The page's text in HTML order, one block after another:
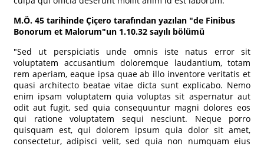
M.Ö. 45 tarihinde Çiçero tarafından yazılan "de Finibus
Bonorum et Malorum"un 1.10.32 sayılı bölümü
"Sed ut perspiciatis unde omnis iste natus error sit
voluptatem accusantium doloremque laudantium, totam
rem aperiam, eaque ipsa quae ab illo inventore veritatis et
quasi architecto beatae vitae dicta sunt explicabo. Nemo
enim ipsam voluptatem quia voluptas sit aspernatur aut
odit aut fugit, sed quia consequuntur magni dolores eos
qui ratione voluptatem sequi nesciunt. Neque porro
quisquam est, qui dolorem ipsum quia dolor sit amet,
consectetur, adipisci velit, sed quia non numquam eius